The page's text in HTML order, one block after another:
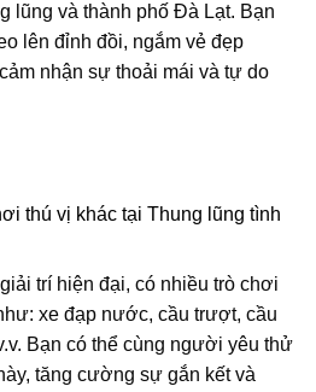
lũng và thành phố Đà Lạt. Bạn
lên đỉnh đồi, ngắm vẻ đẹp
nhận sự thoải mái và tự do
thú vị khác tại Thung lũng tình
trí hiện đại, có nhiều trò chơi
xe đạp nước, cầu trượt, cầu
Bạn có thể cùng người yêu thử
tăng cường sự gắn kết và